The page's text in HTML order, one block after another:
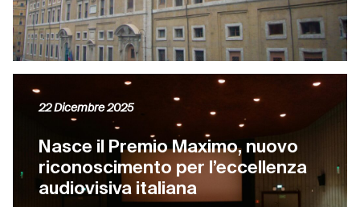
Nasce il Premio Maximo, nuovo
riconoscimento per l’eccellenza
audiovisiva italiana
22 Dicembre 2025